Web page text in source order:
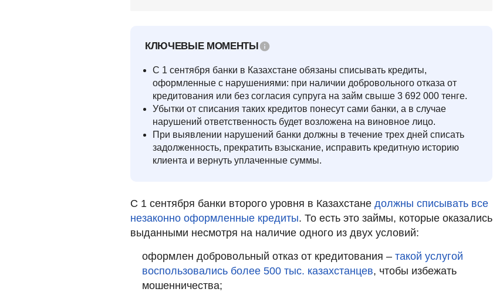
КЛЮЧЕВЫЕ МОМЕНТЫ
С 1 сентября банки в Казахстане обязаны списывать кредиты,
оформленные с нарушениями: при наличии добровольного отказа от
кредитования или без согласия супруга на займ свыше 3 692 000 тенге.
Убытки от списания таких кредитов понесут сами банки, а в случае
нарушений ответственность будет возложена на виновное лицо.
При выявлении нарушений банки должны в течение трех дней списать
задолженность, прекратить взыскание, исправить кредитную историю
клиента и вернуть уплаченные суммы.
С 1 сентября банки второго уровня в Казахстане должны списывать все
незаконно оформленные кредиты. То есть это займы, которые оказались
выданными несмотря на наличие одного из двух условий:
оформлен добровольный отказ от кредитования – такой услугой
воспользовались более 500 тыс. казахстанцев, чтобы избежать
мошенничества;